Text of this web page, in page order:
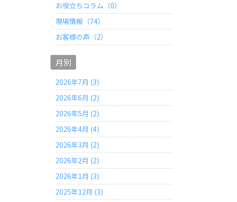
お役立ちコラム（0）
現場情報（74）
お客様の声（2）
月別
2026年7月 (3)
2026年6月 (2)
2026年5月 (2)
2026年4月 (4)
2026年3月 (2)
2026年2月 (2)
2026年1月 (3)
2025年12月 (3)